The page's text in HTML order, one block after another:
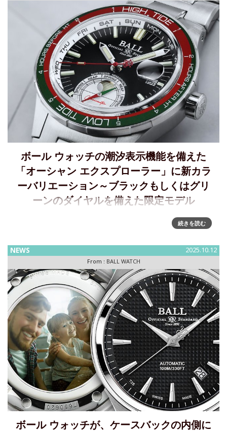
ボール ウォッチの潮汐表示機能を備えた
「オーシャン エクスプローラー」に新カラ
ーバリエーション～ブラックもしくはグリ
ーンのダイヤルを備えた限定モデル
「オーシャン エクスプローラー」、新カラーバリエーション
発売 ～潮汐表示機能を極めた究極の海洋タイムピース堅牢か
ル ウォッチ・ジャパン株式会社は、機械式時計としては極め
て希少な「
続きを読む
NEWS 2025.10.12
From : BALL WATCH
ボール ウォッチが、ケースバックの内側に